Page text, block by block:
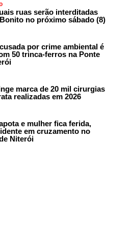
ruas serão interditadas
no próximo sábado (8)
por crime ambiental é
50 trinca-ferros na Ponte
marca de 20 mil cirurgias
realizadas em 2026
e mulher fica ferida,
em cruzamento no
Niterói